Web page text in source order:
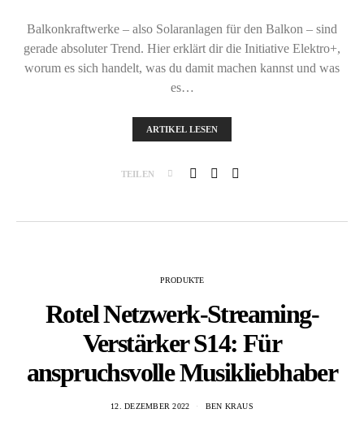
Balkonkraftwerke – also Solaranlagen für den Balkon – sind
gerade absoluter Trend. Hier erklärt dir die Initiative Elektro+,
worum es sich handelt, was du damit machen kannst und was
es…
ARTIKEL LESEN
TEILEN
PRODUKTE
Rotel Netzwerk-Streaming-
Verstärker S14: Für
anspruchsvolle Musikliebhaber
12. DEZEMBER 2022 BEN KRAUS